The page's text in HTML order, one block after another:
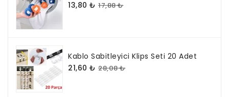
13,80 ₺ 17,88 ₺
Kablo Sabitleyici Klips Seti 20 Adet
21,60 ₺ 28,08 ₺